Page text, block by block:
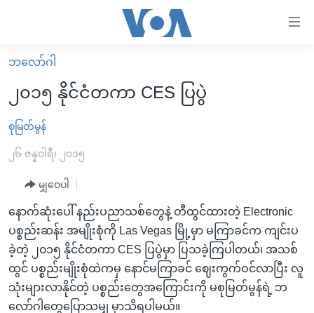
လွယ်ကူ
စေ
Link
များ
အကြောင်းအရာ
ကျော်
ကြည့်
ပင်မ
မြန်မာ
ကမ္ဘာ့သတင်းများ
နိုင်ငံတကာ
အစ္စရေး-ပါလက်စတိုင်း
ဗွီဒီယို
အင်္ဂလိပ်စာလေ့လာမယ်
အမေရိကန်သုံးအီဒီယံ
မကြေးမုံရဲ့ အင်္ဂလိပ်စာ
ရုပ်ရှင်ထဲက အင်္ဂလိပ်စာ
အပတ်စဉ်ကဏ္ဍများ
ရေဒီယို
တီဗွီ
ရေဒီယိုနှင့်ရုပ်သံ အချက်အလက်များ
ရေဒီယို/တီဗွီအစီအစဉ်
ဘလော်ဂါ
၂၀၁၅ နိုင်ငံတကာ CES ပြပွဲ
စုမြတ်မွန်
၂၆ ဇန္နဝါရီ၊ ၂၀၁၅
မျှဝေပါ
နောက်ဆုံးပေါ် နည်းပညာသစ်တွေနဲ့ တီထွင်ထားတဲ့ Electronic
ပစ္စည်းဆန်း အမျိုးစုံကို Las Vegas မြို့မှာ မကြာခင်က ကျင်းပ
ခဲ့တဲ့ ၂၀၁၅ နိုင်ငံတကာ CES ပြပွဲမှာ ပြသခဲ့ကြပါတယ်၊ အသစ်
ထွင် ပစ္စည်းမျိုးစုံထဲကမှ နောင်မကြာခင် ဈေးကွက်ဝင်လာပြီး လူ
သုံးများလာနိုင်တဲ့ ပစ္စည်းတွေအကြောင်းကို မစုမြတ်မွန်ရဲ့ ဘ
လော်ဂါတွေပြောသမျှ မှာသိရပါမယ်။